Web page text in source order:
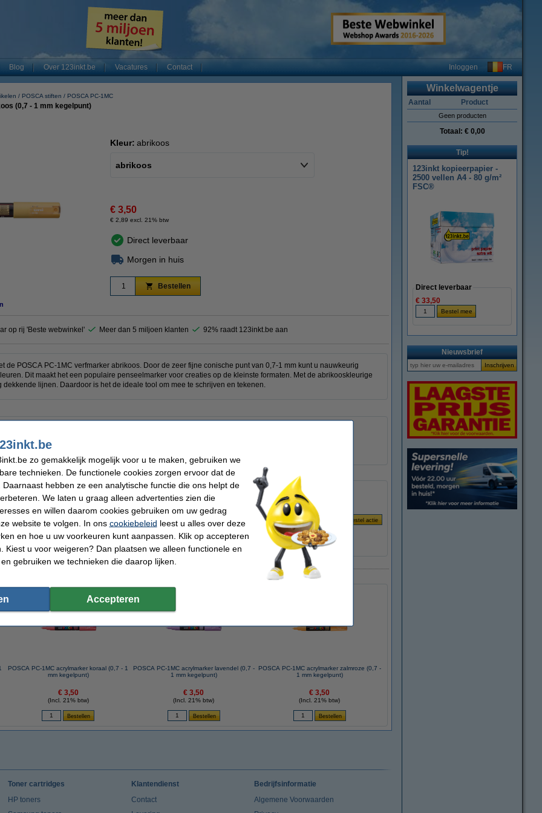
Blog Over 123inkt.be Vacatures Contact Inloggen FR
POSCA stiften POSCA PC-1MC
(0,7 - 1 mm kegelpunt)
Kleur: abrikoos
abrikoos
€ 3,50
€ 2,89 excl. 21% btw
Direct leverbaar
Morgen in huis
Bestellen
op rij 'Beste webwinkel' Meer dan 5 miljoen klanten 92% raadt 123inkt.be aan
de POSCA PC-1MC verfmarker abrikoos. Door de zeer fijne conische punt van 0,7-1 mm kunt u nauwkeurig
Dit maakt het een populaire penseelmarker voor creaties op de kleinste formaten. Met de abrikooskleurige
dekkende lijnen. Daardoor is het de ideale tool om mee te schrijven en tekenen.
PC-1MC acrylmarker abrikoos (0,7 - 1 mm kegelpunt)
artikel ook besteld hebben
POSCA PC-1MC acrylmarker koraal (0,7 - 1
mm kegelpunt)
€ 3,50
(Incl. 21% btw)
POSCA PC-1MC acrylmarker lavendel (0,7 -
1 mm kegelpunt)
€ 3,50
(Incl. 21% btw)
POSCA PC-1MC acrylmarker zalmroze (0,7 -
1 mm kegelpunt)
€ 3,50
(Incl. 21% btw)
Winkelwagentje
Aantal Product
Geen producten
Totaal: € 0,00
Tip!
123inkt kopieerpapier -
2500 vellen A4 - 80 g/m²
FSC®
Direct leverbaar
€ 33,50
Nieuwsbrief
Toner cartridges
HP toners
Klantendienst
Contact
Bedrijfsinformatie
Algemene Voorwaarden
zo gemakkelijk mogelijk voor u te maken, gebruiken we
technieken. De functionele cookies zorgen ervoor dat de
hebben ze een analytische functie die ons helpt de
We laten u graag alleen advertenties zien die
en willen daarom cookies gebruiken om uw gedrag
website te volgen. In ons cookiebeleid leest u alles over deze
en hoe u uw voorkeuren kunt aanpassen. Klik op accepteren
Kiest u voor weigeren? Dan plaatsen we alleen functionele en
gebruiken we technieken die daarop lijken.
Accepteren